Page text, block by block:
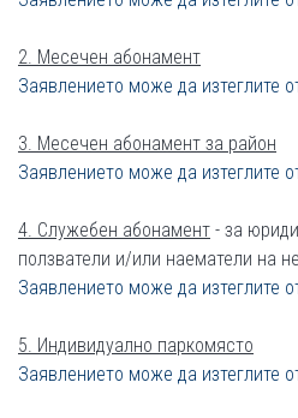
2. Месечен абонамент
Заявлението може да изтеглите
3. Месечен абонамент за район
Заявлението може да изтеглите
4. Служебен абонамент - за
ползватели и/или наематели на
Заявлението може да изтеглите
5. Индивидуално паркомясто
Заявлението може да изтеглите